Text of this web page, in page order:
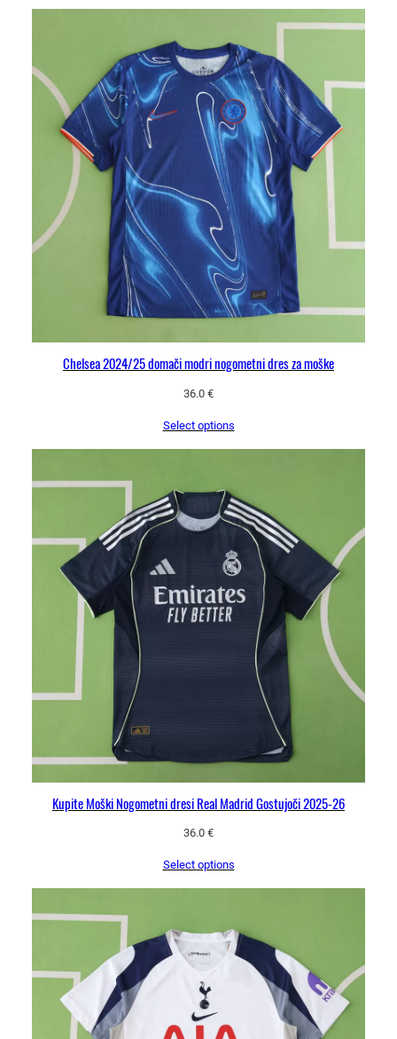
Chelsea 2024/25 domači modri nogometni dres za moške
36.0 €
Select options
Kupite Moški Nogometni dresi Real Madrid Gostujoči 2025-26
36.0 €
Select options